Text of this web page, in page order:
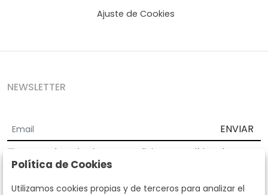
Ajuste de Cookies
NEWSLETTER
ENVIAR
Acepto los Términos y Condiciones
Política de
privacidad
Según la LOPD y disposiciones de desarrollo, informamos que sus
Política de Cookies
Utilizamos cookies propias y de terceros para analizar el